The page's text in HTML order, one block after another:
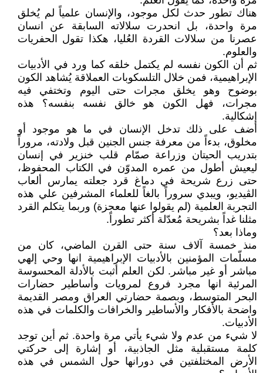
هناك تطور حدث لكل موجود، والإنسان علمياً لم يُخلق
مرة واحدة، بل انحدرت سلالاته السابقة عن انسان
عصرنا من سلالات القردة العُليا، هكذا تقول الحفريات
والعلوم.
ثم أن الكون نفسه لم يكتمل خلقه كما ورد في الأدبيات
الإبراهيمية، فمن خلال التلسكوبات العملاقة يُشاهد الكون
بوضوح وهو يخلق مجرات حتى اليوم وتختفي فيه
مجرات، فهل الكون هو خالق نفسه بنفسه؟ هذه
إشكالية.
أضف على ذلك تدخل الإنسان في ما هو موجود أو
مخلوق، بدءاً من معرفة جنس الجنين قبل ولادته، مروراً
بتدريب الحيتان وزراعة صمّام قلب خنزير في إنسان
ليعيش أطول من عمره المدوّن في الكتاب المحفوظ،
حتى زرع شريحة في دماغ قرد جعلته يمارس ألعاب
الڤيديو، ويبدي سروراً بالغاً للعلماء المشرفين علي هذه
التجربة العلمية (لم يقولوا عنها معجزة) وربما يتكلم القرد
مثلنا غداً بشريحة مُعدّلة أكثر تطوراً.
وماذا بعد؟
منذ خمسة آلاف سنة حتى القرن الماضي، كان من
مسلّمات المؤمنين بالأدبيات الإبراهيمية انها وحي إلهي
مباشر أو غير مباشر. لكن العلم أثبت بالأدلة المحسوسة
المرئية انها مجرد فروع لمرويات وأساطير حضارات
البحر المتوسط، وبصمة حضارتي العراق ومصر القديمة
واضحة بالأفكار والأساطير والخرافات والكلمات في هذه
الأدبيات.
لا شيء من عدم ولا شيء يأتي مرة واحدة. ثم أين توجد
كلمة مستقبلية مثل الجاذبية، أو إشارة إلى حركتي
الأرض المختلفتين في دورانها حول الشمس في هذه